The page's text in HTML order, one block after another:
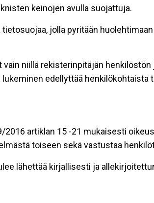
keinojen avulla suojattuja.
jolla pyritään
niillä rekisterinpitäjän
edellyttää
artiklan 15 -21 mukaisesti
toiseen sekä vastustaa
lähettää kirjallisesti ja